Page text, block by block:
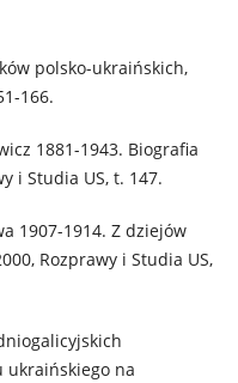
polsko-ukraińskich,
166.
1881-1943. Biografia
i Studia US, t. 147.
1907-1914. Z dziejów
Rozprawy i Studia US,
ukraińskiego na